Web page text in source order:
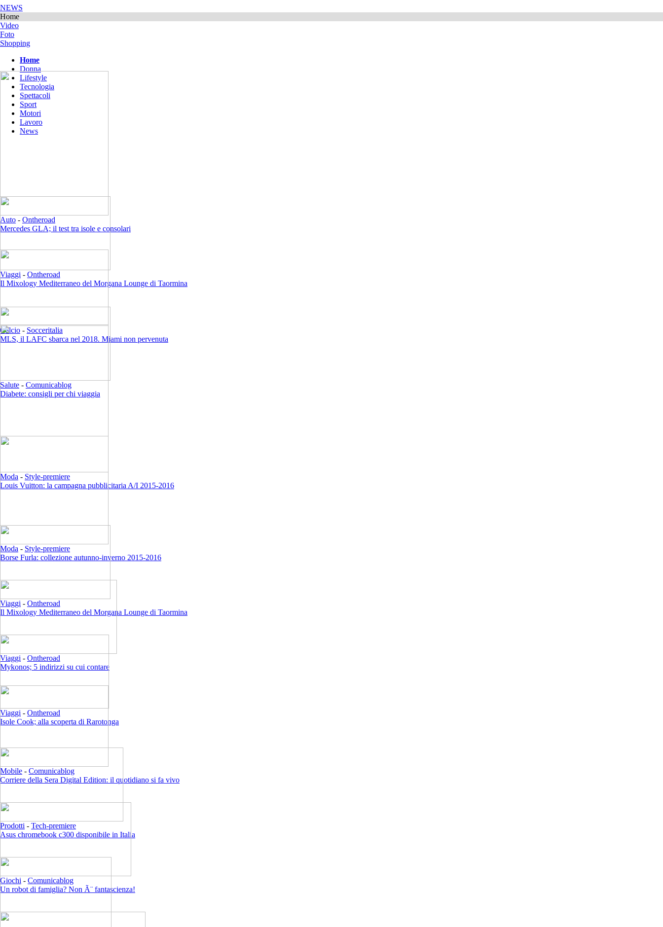
NEWS
Home
Video
Foto
Shopping
Home
Donna
Lifestyle
Tecnologia
Spettacoli
Sport
Motori
Lavoro
News
Auto - Ontheroad
Mercedes GLA; il test tra isole e consolari
Viaggi - Ontheroad
Il Mixology Mediterraneo del Morgana Lounge di Taormina
Calcio - Socceritalia
MLS, il LAFC sbarca nel 2018. Miami non pervenuta
Salute - Comunicablog
Diabete: consigli per chi viaggia
Moda - Style-premiere
Louis Vuitton: la campagna pubblicitaria A/I 2015-2016
Moda - Style-premiere
Borse Furla: collezione autunno-inverno 2015-2016
Viaggi - Ontheroad
Il Mixology Mediterraneo del Morgana Lounge di Taormina
Viaggi - Ontheroad
Mykonos; 5 indirizzi su cui contare
Viaggi - Ontheroad
Isole Cook; alla scoperta di Rarotonga
Mobile - Comunicablog
Corriere della Sera Digital Edition: il quotidiano si fa vivo
Prodotti - Tech-premiere
Asus chromebook c300 disponibile in Italia
Giochi - Comunicablog
Un robot di famiglia? Non Ã¨ fantascienza!